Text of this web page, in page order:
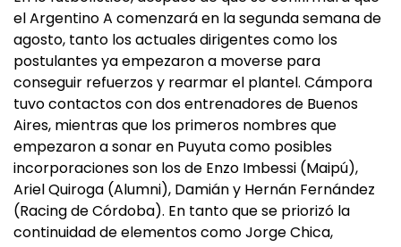
el Argentino A comenzará en la segunda semana de
agosto, tanto los actuales dirigentes como los
postulantes ya empezaron a moverse para
conseguir refuerzos y rearmar el plantel. Cámpora
tuvo contactos con dos entrenadores de Buenos
Aires, mientras que los primeros nombres que
empezaron a sonar en Puyuta como posibles
incorporaciones son los de Enzo Imbessi (Maipú),
Ariel Quiroga (Alumni), Damián y Hernán Fernández
(Racing de Córdoba). En tanto que se priorizó la
continuidad de elementos como Jorge Chica,